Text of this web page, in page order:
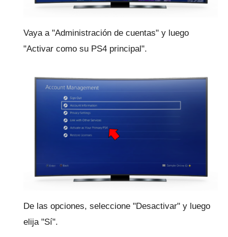
Vaya a "Administración de cuentas" y luego
"Activar como su PS4 principal".
De las opciones, seleccione "Desactivar" y luego
elija "Sí".